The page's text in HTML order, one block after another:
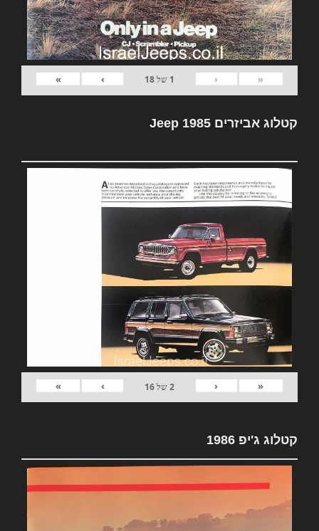
«
‹
1 של18
›
»
קטלוג אביזרים Jeep 1985
«
‹
2של16
›
»
קטלוג ג'יפ 1986